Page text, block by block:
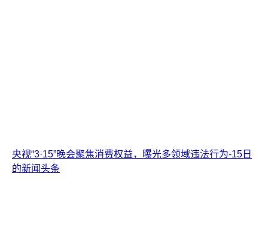
央视“3·15”晚会聚焦消费权益，曝光多领域违法行为-15日
的新闻头条